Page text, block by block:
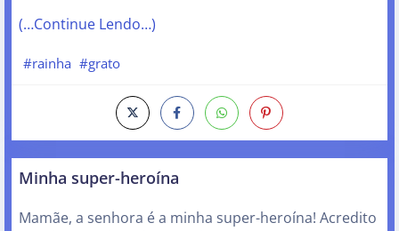
(…Continue Lendo…)
#rainha #grato
Minha super-heroína
Mamãe, a senhora é a minha super-heroína! Acredito